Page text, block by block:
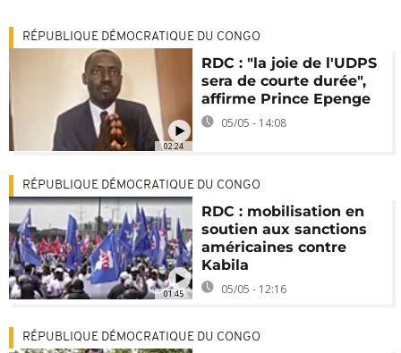
02:24
RÉPUBLIQUE DÉMOCRATIQUE DU CONGO
RDC : "la joie de l'UDPS
sera de courte durée",
affirme Prince Epenge
05/05 - 14:08
01:45
RÉPUBLIQUE DÉMOCRATIQUE DU CONGO
RDC : mobilisation en
soutien aux sanctions
américaines contre
Kabila
05/05 - 12:16
RÉPUBLIQUE DÉMOCRATIQUE DU CONGO